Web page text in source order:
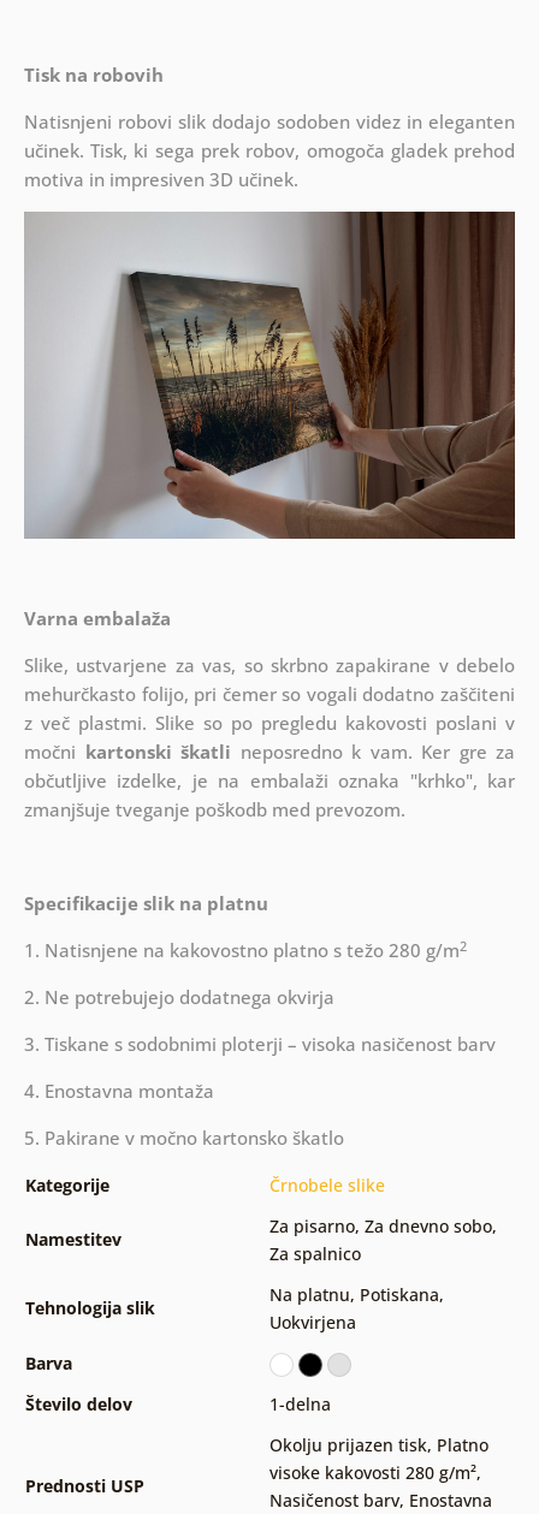
Tisk na robovih
Natisnjeni robovi slik dodajo sodoben videz in eleganten
učinek. Tisk, ki sega prek robov, omogoča gladek prehod
motiva in impresiven 3D učinek.
Varna embalaža
Slike, ustvarjene za vas, so skrbno zapakirane v debelo
mehurčkasto folijo, pri čemer so vogali dodatno zaščiteni
z več plastmi. Slike so po pregledu kakovosti poslani v
močni kartonski škatli neposredno k vam. Ker gre za
občutljive izdelke, je na embalaži oznaka "krhko", kar
zmanjšuje tveganje poškodb med prevozom.
Specifikacije slik na platnu
1. Natisnjene na kakovostno platno s težo 280 g/m2
2. Ne potrebujejo dodatnega okvirja
3. Tiskane s sodobnimi ploterji – visoka nasičenost barv
4. Enostavna montaža
5. Pakirane v močno kartonsko škatlo
Kategorije Črnobele slike
Namestitev
Za pisarno, Za dnevno sobo,
Za spalnico
Tehnologija slik
Na platnu, Potiskana,
Uokvirjena
Barva
Število delov
1-delna
Prednosti USP
Okolju prijazen tisk, Platno
visoke kakovosti 280 g/m²,
Nasičenost barv, Enostavna